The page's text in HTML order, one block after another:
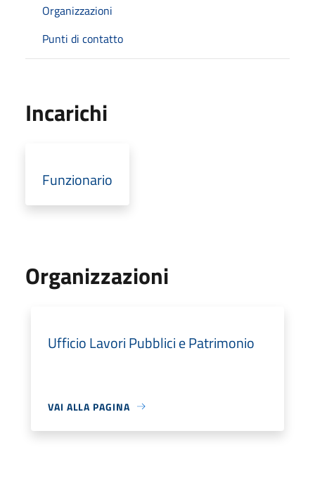
Organizzazioni
Punti di contatto
Incarichi
Funzionario
Organizzazioni
Ufficio Lavori Pubblici e Patrimonio
VAI ALLA PAGINA